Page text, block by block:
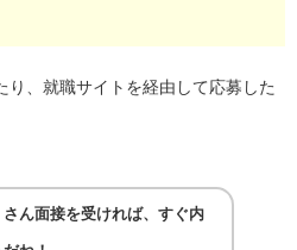
、就職サイトを経由して応募した
ん面接を受ければ、すぐ内